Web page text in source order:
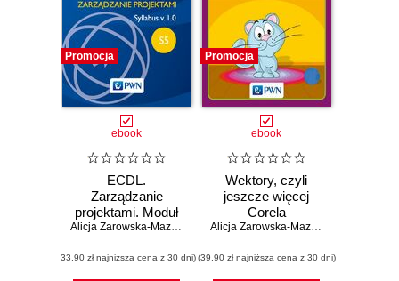
Promocja
ebook
ECDL.
Zarządzanie
projektami. Moduł
S5. Syllabus v. 1.0
Alicja Żarowska-Mazur, Dawid Mazur
(33,90 zł najniższa cena z 30 dni)
Promocja
ebook
Wektory, czyli
jeszcze więcej
Corela
Alicja Żarowska-Mazur,
(39,90 zł najniższa cena z 30 dni)